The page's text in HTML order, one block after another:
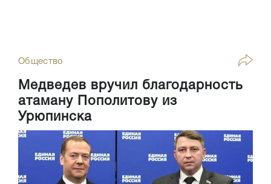
Общество
Медведев вручил благодарность
атаману Пополитову из
Урюпинска